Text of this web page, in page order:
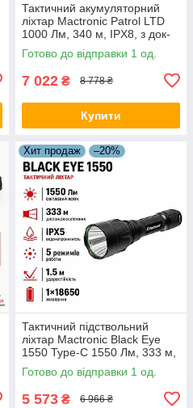
Тактичний акумуляторний
ліхтар Mactronic Patrol LTD
1000 Лм, 340 м, IPX8, з док-
станцією 12V/220V
Готово до відправки 1 од.
7 022 ₴ 8 778 ₴
Купити
Хит продаж –20%
Тактичний підствольний
ліхтар Mactronic Black Eye
1550 Type-C 1550 Лм, 333 м,
акумулятор 18650, IPX5,
чорний
Готово до відправки 1 од.
5 573 ₴ 6 966 ₴